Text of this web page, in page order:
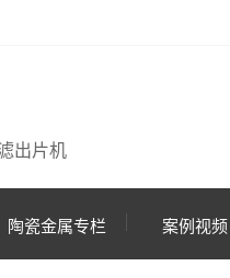
出片机
陶瓷金属专栏 案例视频